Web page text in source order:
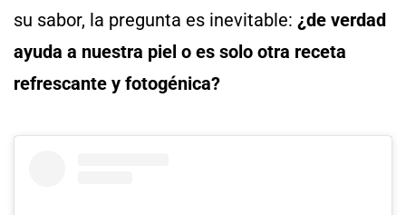
su sabor, la pregunta es inevitable: ¿de verdad
ayuda a nuestra piel o es solo otra receta
refrescante y fotogénica?